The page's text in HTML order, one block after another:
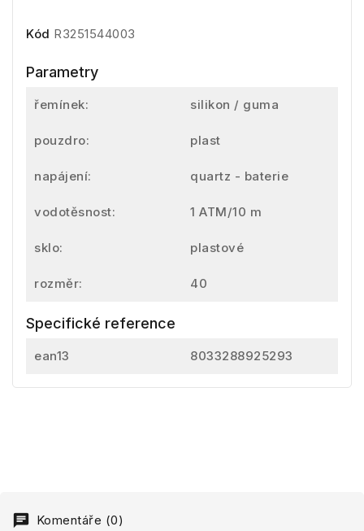
Kód R3251544003
Parametry
řemínek: silikon / guma
pouzdro: plast
napájení: quartz - baterie
vodotěsnost: 1 ATM/10 m
sklo: plastové
rozměr: 40
Specifické reference
ean13 8033288925293
Komentáře (0)